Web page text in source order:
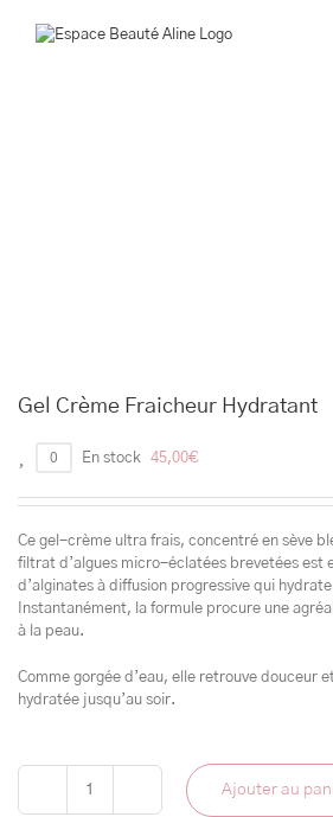
Gel Crème Fraicheur Hydratant
0 En stock 45,00€
Ce gel-crème ultra frais, concentré en sève
filtrat d’algues micro-éclatées brevetées est
d’alginates à diffusion progressive qui
Instantanément, la formule procure une
à la peau.
Comme gorgée d’eau, elle retrouve douceur
hydratée jusqu’au soir.
quantité
Ajouter au